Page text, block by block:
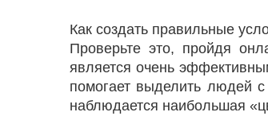
Как создать правильные
Проверьте это, пройдя
является очень
помогает выделить людей
наблюдается наибольшая